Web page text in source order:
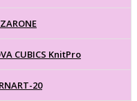
CUBICS KnitPro
20